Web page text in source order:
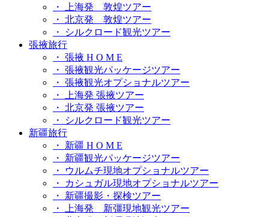
・ 上海発 敦煌ツアー
・ 北京発 敦煌ツアー
・ シルクロード観光ツアー
張掖旅行
・ 張掖 H O M E
・ 張掖観光パッケージツアー
・ 張掖観光オプショナルツアー
・ 上海発 張掖ツアー
・ 北京発 張掖ツアー
・ シルクロード観光ツアー
新疆旅行
・ 新疆 H O M E
・ 新疆観光パッケージツアー
・ ウルムチ現地オプショナルツアー
・ カシュガル現地オプショナルツアー
・ 新疆撮影・探検ツアー
・ 上海発 新彊現地観光ツアー